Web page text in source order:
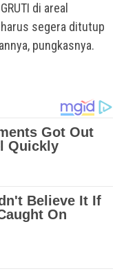
di areal
segera ditutup
pungkasnya.